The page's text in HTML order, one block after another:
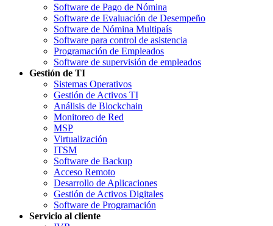
Software de Pago de Nómina
Software de Evaluación de Desempeño
Software de Nómina Multipaís
Software para control de asistencia
Programación de Empleados
Software de supervisión de empleados
Gestión de TI
Sistemas Operativos
Gestión de Activos TI
Análisis de Blockchain
Monitoreo de Red
MSP
Virtualización
ITSM
Software de Backup
Acceso Remoto
Desarrollo de Aplicaciones
Gestión de Activos Digitales
Software de Programación
Servicio al cliente